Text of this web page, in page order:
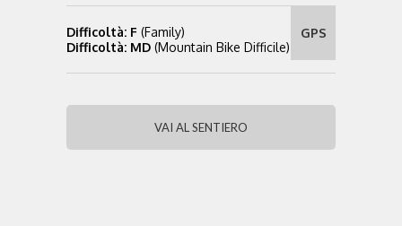
Difficoltà: F (Family)
Difficoltà: MD (Mountain Bike Difficile)
GPS
VAI AL SENTIERO